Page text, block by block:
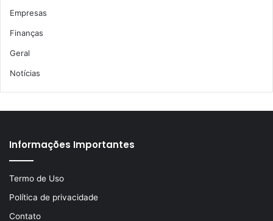
Empresas
Finanças
Geral
Notícias
Informações Importantes
Termo de Uso
Política de privacidade
Contato